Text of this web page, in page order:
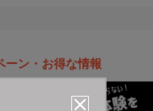
ーン・お得な情報